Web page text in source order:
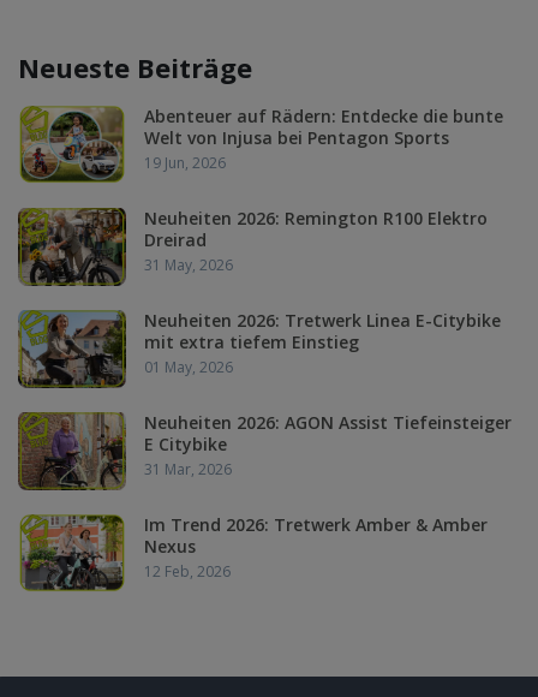
Neueste Beiträge
Abenteuer auf Rädern: Entdecke die bunte
Welt von Injusa bei Pentagon Sports
19 Jun, 2026
Neuheiten 2026: Remington R100 Elektro
Dreirad
31 May, 2026
Neuheiten 2026: Tretwerk Linea E-Citybike
mit extra tiefem Einstieg
01 May, 2026
Neuheiten 2026: AGON Assist Tiefeinsteiger
E Citybike
31 Mar, 2026
Im Trend 2026: Tretwerk Amber & Amber
Nexus
12 Feb, 2026